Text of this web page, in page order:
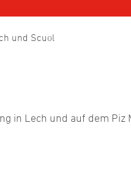
und Scuol
in Lech und auf dem